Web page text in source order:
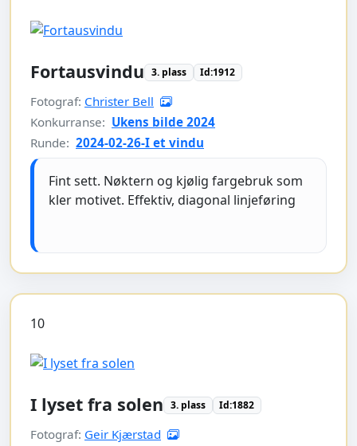
Fortausvindu 3. plass Id:1912
Fotograf: Christer Bell
Konkurranse: Ukens bilde 2024
Runde: 2024-02-26-I et vindu
Fint sett. Nøktern og kjølig fargebruk som
kler motivet. Effektiv, diagonal linjeføring
10
I lyset fra solen 3. plass Id:1882
Fotograf: Geir Kjærstad